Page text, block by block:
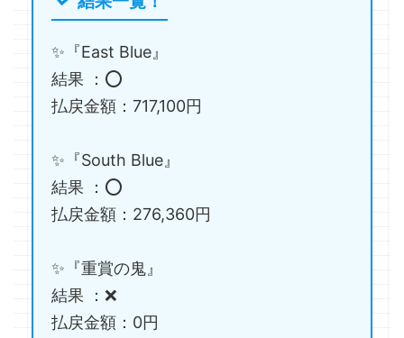
✨『East Blue』
結果 ：⭕️
払戻金額：717,100円
✨『South Blue』
結果 ：⭕️
払戻金額：276,360円
✨『重賞の鬼』
結果 ：❌
払戻金額：0円